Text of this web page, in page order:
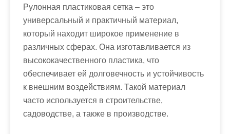
Рулонная пластиковая сетка – это
универсальный и практичный материал,
который находит широкое применение в
различных сферах. Она изготавливается из
высококачественного пластика, что
обеспечивает ей долговечность и устойчивость
к внешним воздействиям. Такой материал
часто используется в строительстве,
садоводстве, а также в производстве.